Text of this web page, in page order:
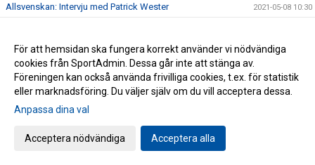
Allsvenskan: Intervju med Patrick Wester 2021-05-08 10:30
Allsvenskan: Ny tränarduo klar! 2021-05-06 12:30
Fortsatt ökning av antal lag i seriespel! 2021-05-04 10:28
Allsvenskan: Förändring i ledarstaben 2021-04-30 12:00
Allsvenskan: Förlust i säsongens sista match
Allsvenskan: GT Söder förlorade mot Kroppskultur
Allsvenskan: Inför match mot GF Kroppskultur
För att hemsidan ska fungera korrekt använder vi nödvändiga
cookies från SportAdmin. Dessa går inte att stänga av.
Föreningen kan också använda frivilliga cookies, t.ex. för statistik
eller marknadsföring. Du väljer själv om du vill acceptera dessa.
Anpassa dina val
Acceptera nödvändiga Acceptera alla